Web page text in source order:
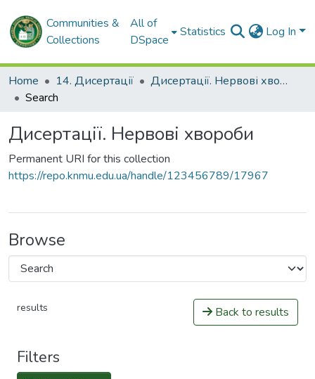
Communities &
Collections
All of
DSpace
Statistics Log In
Home 14. Дисертації
Дисертації. Нервові хвороби
Search
Дисертації. Нервові хвороби
Permanent URI for this collection
https://repo.knmu.edu.ua/handle/123456789/17967
Browse
results Back to results
Filters